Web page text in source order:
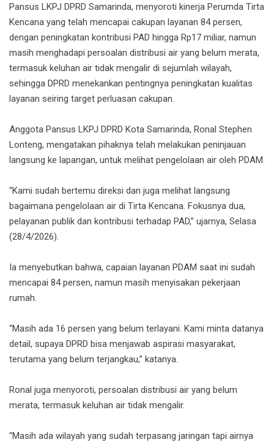
Pansus LKPJ DPRD Samarinda, menyoroti kinerja Perumda Tirta
Kencana yang telah mencapai cakupan layanan 84 persen,
dengan peningkatan kontribusi PAD hingga Rp17 miliar, namun
masih menghadapi persoalan distribusi air yang belum merata,
termasuk keluhan air tidak mengalir di sejumlah wilayah,
sehingga DPRD menekankan pentingnya peningkatan kualitas
layanan seiring target perluasan cakupan.
Anggota Pansus LKPJ DPRD Kota Samarinda, Ronal Stephen
Lonteng, mengatakan pihaknya telah melakukan peninjauan
langsung ke lapangan, untuk melihat pengelolaan air oleh PDAM.
“Kami sudah bertemu direksi dan juga melihat langsung
bagaimana pengelolaan air di Tirta Kencana. Fokusnya dua,
pelayanan publik dan kontribusi terhadap PAD,” ujarnya, Selasa
(28/4/2026).
Ia menyebutkan bahwa, capaian layanan PDAM saat ini sudah
mencapai 84 persen, namun masih menyisakan pekerjaan
rumah.
“Masih ada 16 persen yang belum terlayani. Kami minta datanya
detail, supaya DPRD bisa menjawab aspirasi masyarakat,
terutama yang belum terjangkau,” katanya.
Ronal juga menyoroti, persoalan distribusi air yang belum
merata, termasuk keluhan air tidak mengalir.
“Masih ada wilayah yang sudah terpasang jaringan tapi airnya